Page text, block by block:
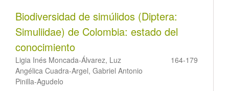
Biodiversidad de simúlidos (Diptera:
Simuliidae) de Colombia: estado del
conocimiento
Ligia Inés Moncada-Álvarez, Luz
Angélica Cuadra-Argel, Gabriel Antonio
Pinilla-Agudelo
164-179